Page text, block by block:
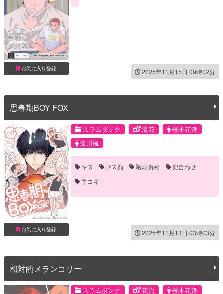
お気に入り登録 2025年11月15日 09時02分
思春期BOY FOX
お気に入り登録
スラムダンク 流花
桜木花道
流川楓
キス メス顔 亀頭責め
兜合わせ
手コキ
2025年11月13日 03時03分
相対的メランコリー
スラムダンク 花流
桜木花道